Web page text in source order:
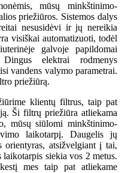
mūsų minkštinimo-
priežiūros. Sistemos dalys
nesusidėvi ir jų nereikia
visiškai automatizuoti, todėl
galvoje papildomai
elektrai rodmenys
vandens valymo parametrai.
priežiūrą.
klientų filtrus, taip pat
Ši filtrų priežiūra atliekama
mūsų siūlomi minkštinimo-
laikotarpį. Daugelis jų
atsižvelgiant į tai,
siekia vos 2 metus.
mes taip pat atliekame